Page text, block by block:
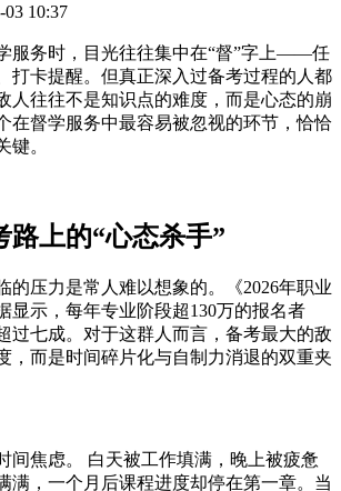
10:37
服务时，目光往往集中在“督”字上——任
打卡提醒。但真正深入过备考过程的人都
人往往不是知识点的难度，而是心态的崩
在督学服务中最容易被忽视的环节，恰恰
键。
路上的“心态杀手”
的压力是常人难以想象的。《2026年职业
显示，每年专业阶段超130万的报名者
过七成。对于这群人而言，备考最大的敌
，而是时间碎片化与自制力消退的双重夹
间焦虑。 白天被工作填满，晚上被疲惫
满，一个月后课程进度却停在第一章。当